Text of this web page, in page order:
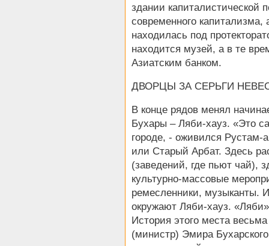
здании капиталистической
современного капитализма,
находилась под
находится музей, а в те
Азиатским банком.
ДВОРЦЫ ЗА СЕРЬГИ
В конце рядов менял
Бухары – Ляби-хауз. «Это
городе, - оживился Рустам-
или Старый Арбат. Здесь
(заведений, где пьют чай),
культурно-массовые
ремесленники, музыканты.
окружают Ляби-хауз.
История этого места
(министр) Эмира